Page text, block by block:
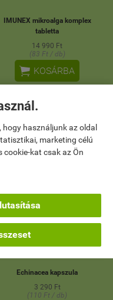
használjunk az oldal
marketing célú
kat csak az Ön
IMUNEX mikroalga komplex
tabletta
14 990 Ft
(83 Ft / db)
 KOSÁRBA
Echinacea kapszula
3 290 Ft
(110 Ft / db)